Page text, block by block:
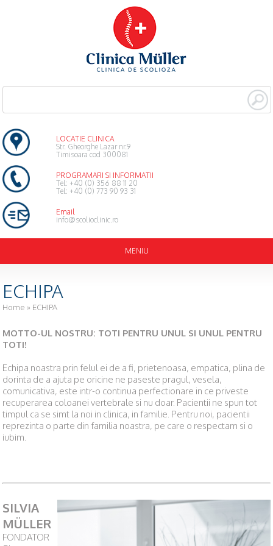
LOCATIE CLINICA
Str. Gheorghe Lazar nr.9
Timisoara cod 300081
PROGRAMARI SI INFORMATII
Tel: +40 (0) 356 88 11 20
Tel: +40 (0) 773 90 93 31
Email
info@scolioclinic.ro
MENIU
INFILTRATII
PSIHOLOG ONLINE
ECOGRAFIE
SCOLIOZA
COLABORATORI
Politica de Cookies
Politica de confidentialitate
GALERIE
NOUTATI
CONTACT
ECHIPA
Home » ECHIPA
MOTTO-UL NOSTRU: TOTI PENTRU UNUL SI UNUL PENTRU
TOTI!
Echipa noastra prin felul ei de a fi, prietenoasa, empatica, plina de
dorinta de a ajuta pe oricine ne paseste pragul, vesela,
comunicativa, este intr-o continua perfectionare in ce priveste
recuperarea coloanei vertebrale si nu doar. Pacientii ne spun tot
timpul ca se simt la noi in clinica, in familie. Pentru noi, pacientii
reprezinta o parte din familia noastra, pe care o respectam si o
iubim.
SILVIA
MÜLLER
FONDATOR